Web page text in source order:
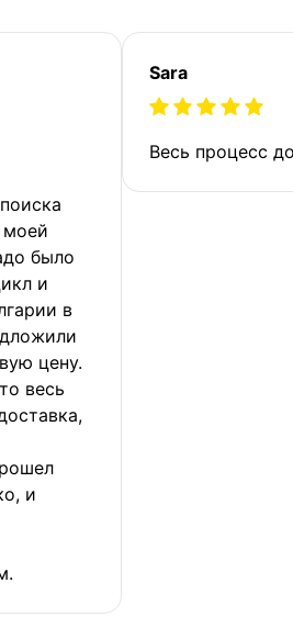
моей
было
и
в
цену.
весь
и
Sara
Весь процесс